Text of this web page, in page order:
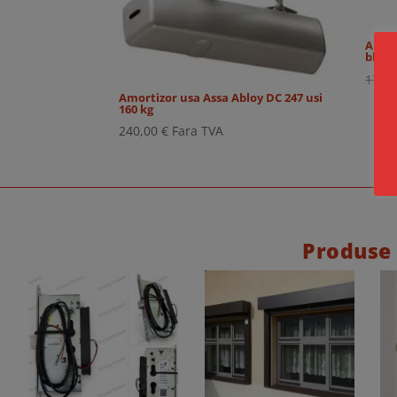
Amortizor usa Assa Abloy DC 247 usi
160 kg
240,00€ Fara TVA